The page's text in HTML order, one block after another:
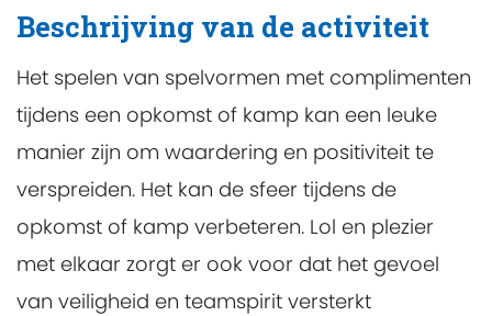
Beschrijving van de activiteit
Het spelen van spelvormen met complimenten
tijdens een opkomst of kamp kan een leuke
manier zijn om waardering en positiviteit te
verspreiden. Het kan de sfeer tijdens de
opkomst of kamp verbeteren. Lol en plezier
met elkaar zorgt er ook voor dat het gevoel
van veiligheid en teamspirit versterkt